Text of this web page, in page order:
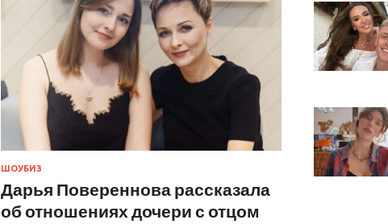
ШОУБИЗ
Дарья Повереннова рассказала
об отношениях дочери с отцом